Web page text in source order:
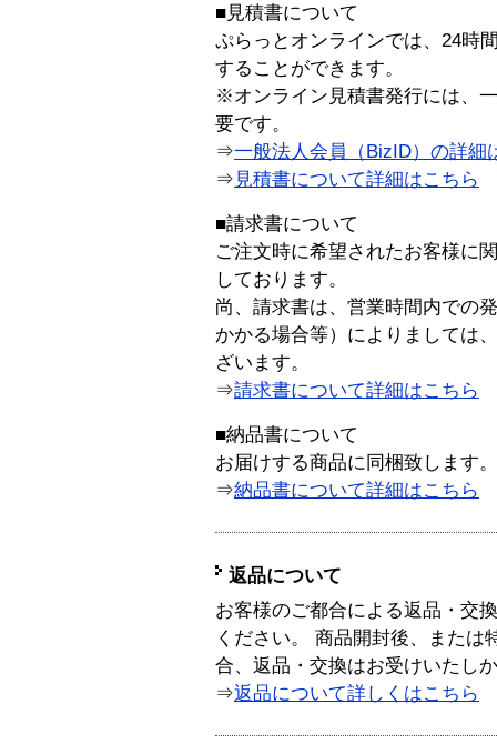
■見積書について
ぷらっとオンラインでは、24時
することができます。
※オンライン見積書発行には、
要です。
⇒一般法人会員（BizID）の詳細
⇒ 見積書について詳細はこちら
■請求書について
ご注文時に希望されたお客様に
しております。
尚、請求書は、営業時間内での
かかる場合等）によりましては
ざいます。
⇒請求書について詳細はこちら
■納品書について
お届けする商品に同梱致します。
⇒納品書について詳細はこちら
返品について
お客様のご都合による返品・交
ください。 商品開封後、または
合、返品・交換はお受けいたし
⇒返品について詳しくはこちら